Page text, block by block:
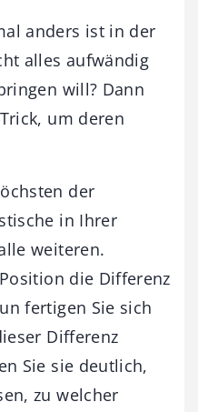
anders ist in der
alles aufwändig
will? Dann
um deren
der
in Ihrer
weiteren.
die Differenz
fertigen Sie sich
Differenz
Sie sie deutlich,
zu welcher